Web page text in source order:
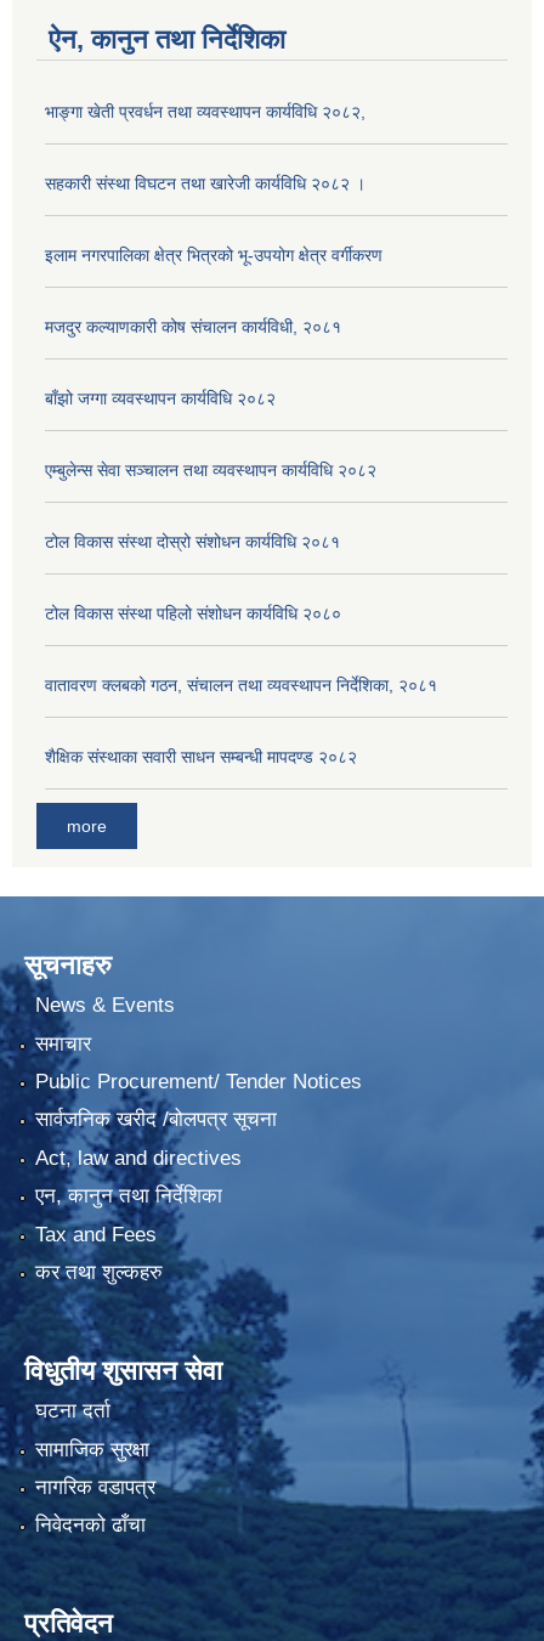
ऐन, कानुन तथा निर्देशिका
भाङ्गा खेती प्रवर्धन तथा व्यवस्थापन कार्यविधि २०८२,
सहकारी संस्था विघटन तथा खारेजी कार्यविधि २०८२ ।
इलाम नगरपालिका क्षेत्र भित्रको भू-उपयोग क्षेत्र वर्गीकरण
मजदुर कल्याणकारी कोष संचालन कार्यविधी, २०८१
बाँझो जग्गा व्यवस्थापन कार्यविधि २०८२
एम्बुलेन्स सेवा सञ्चालन तथा व्यवस्थापन कार्यविधि २०८२
टोल विकास संस्था दोस्रो संशोधन कार्यविधि २०८१
टोल विकास संस्था पहिलो संशोधन कार्यविधि २०८०
वातावरण क्लबको गठन, संचालन तथा व्यवस्थापन निर्देशिका, २०८१
शैक्षिक संस्थाका सवारी साधन सम्बन्धी मापदण्ड २०८२
more
सूचनाहरु
News & Events
समाचार
Public Procurement/ Tender Notices
सार्वजनिक खरीद /बोलपत्र सूचना
Act, law and directives
एन, कानुन तथा निर्देशिका
Tax and Fees
कर तथा शुल्कहरु
विधुतीय शुसासन सेवा
घटना दर्ता
सामाजिक सुरक्षा
नागरिक वडापत्र
निवेदनको ढाँचा
प्रतिवेदन